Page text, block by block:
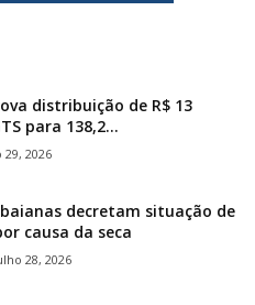
distribuição de R$ 13
para 138,2...
29, 2026
decretam situação de
causa da seca
28, 2026